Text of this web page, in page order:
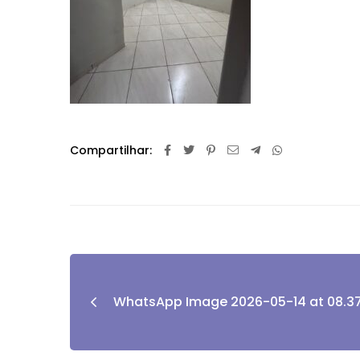
Compartilhar:
WhatsApp Image 2026-05-14 at